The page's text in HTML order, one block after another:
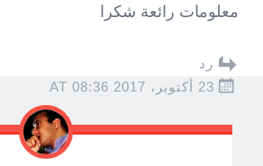
معلومات رائعة شكرا
رد
23 أكتوبر، 2017 AT 08:36